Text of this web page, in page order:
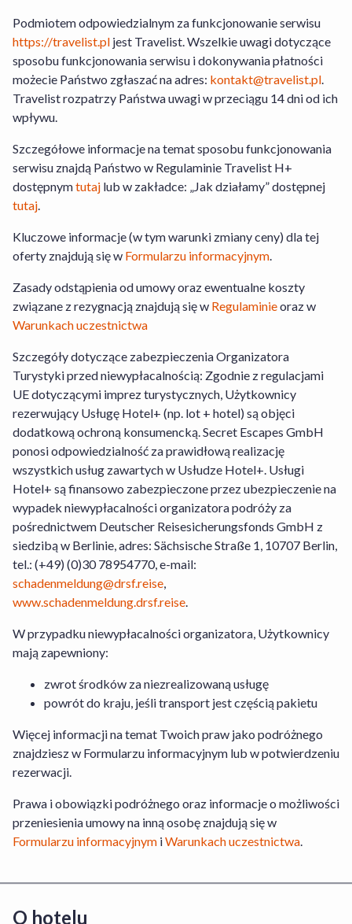
st. Warszawy, XII Wydział Gospodarczy
Krajowego Rejestru Sądowego pod nr.
KRS: 0000440014, NIP: 7010359657,
Regon 146394313, kapitał zakładowy:
49500PLN
Podmiotem odpowiedzialnym za funkcjonowanie serwisu
https://travelist.pl jest Travelist. Wszelkie uwagi dotyczące
sposobu funkcjonowania serwisu i dokonywania płatności
możecie Państwo zgłaszać na adres: kontakt@travelist.pl.
Travelist rozpatrzy Państwa uwagi w przeciągu 14 dni od ich
wpływu.
Szczegółowe informacje na temat sposobu funkcjonowania
serwisu znajdą Państwo w Regulaminie Travelist H+
dostępnymtutaj lub w zakładce: „Jak działamy” dostępnej
tutaj.
Kluczowe informacje (w tym warunki zmiany ceny) dla tej
oferty znajdują się w Formularzu informacyjnym.
Zasady odstąpienia od umowy oraz ewentualne koszty
związane z rezygnacją znajdują się w Regulaminieoraz w
Warunkach uczestnictwa
Szczegóły dotyczące zabezpieczenia Organizatora
Turystyki przed niewypłacalnością: Zgodnie z regulacjami
UE dotyczącymi imprez turystycznych, Użytkownicy
rezerwujący Usługę Hotel+ (np. lot + hotel) są objęci
dodatkową ochroną konsumencką. Secret Escapes GmbH
ponosi odpowiedzialność za prawidłową realizację
wszystkich usług zawartych w Usłudze Hotel+. Usługi
Hotel+ są finansowo zabezpieczone przez ubezpieczenie na
wypadek niewypłacalności organizatora podróży za
pośrednictwem Deutscher Reisesicherungsfonds GmbH z
siedzibą w Berlinie, adres: Sächsische Straße 1, 10707 Berlin,
tel.: (+49) (0)30 78954770, e-mail:
schadenmeldung@drsf.reise,
www.schadenmeldung.drsf.reise.
W przypadku niewypłacalności organizatora, Użytkownicy
mają zapewniony:
zwrot środków za niezrealizowaną usługę
powrót do kraju, jeśli transport jest częścią pakietu
Więcej informacji na temat Twoich praw jako podróżnego
znajdziesz w Formularzu informacyjnym lub w potwierdzeniu
rezerwacji.
Prawa i obowiązki podróżnego oraz informacje o możliwości
przeniesienia umowy na inną osobę znajdują się w
Formularzu informacyjnym iWarunkach uczestnictwa.
O hotelu